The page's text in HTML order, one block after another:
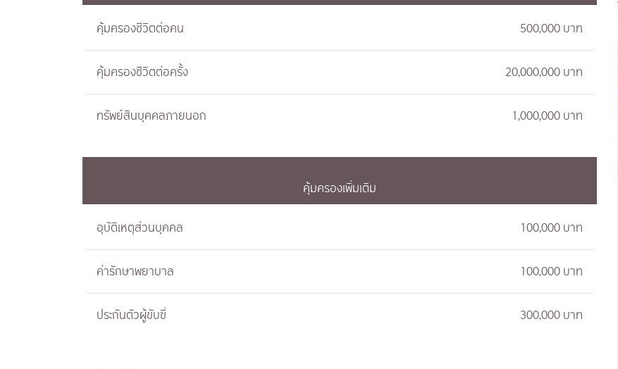
คุ้มครองชีวิตต่อคน 500,000 บาท
คุ้มครองชีวิตต่อครั้ง 20,000,000 บาท
ทรัพย์สินบุคคลภายนอก 1,000,000 บาท
คุ้มครองเพิ่มเติม
อุบัติเหตุส่วนบุคคล 100,000 บาท
ค่ารักษาพยาบาล 100,000 บาท
ประกันตัวผู้ขับขี่ 300,000 บาท